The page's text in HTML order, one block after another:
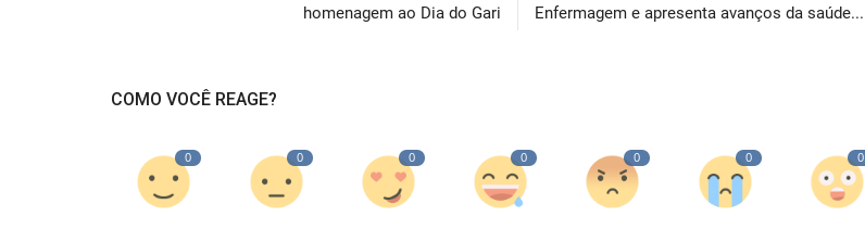
homenagem ao Dia do Gari
Enfermagem e apresenta avanços da saúde...
COMO VOCÊ REAGE?
0 0 0 0 0 0 0